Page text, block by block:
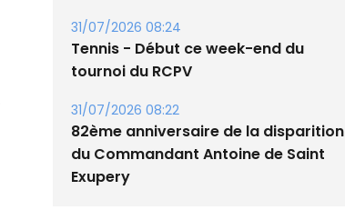
31/07/2026 08:24
Tennis - Début ce week-end du
tournoi du RCPV
31/07/2026 08:22
82ème anniversaire de la disparition
du Commandant Antoine de Saint
Exupery